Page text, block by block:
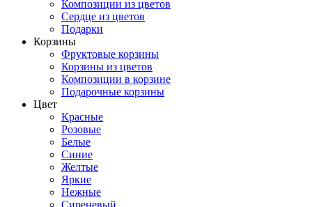
Композиции из цветов
Сердце из цветов
Подарки
Корзины
Фруктовые корзины
Корзины из цветов
Композиции в корзине
Подарочные корзины
Цвет
Красные
Розовые
Белые
Синие
Желтые
Яркие
Нежные
Сиреневый